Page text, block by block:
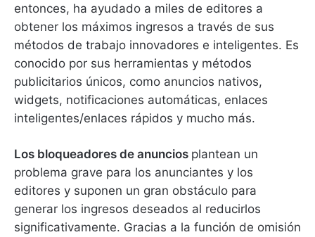
entonces, ha ayudado a miles de editores a
obtener los máximos ingresos a través de sus
métodos de trabajo innovadores e inteligentes. Es
conocido por sus herramientas y métodos
publicitarios únicos, como anuncios nativos,
widgets, notificaciones automáticas, enlaces
inteligentes/enlaces rápidos y mucho más.
Los bloqueadores de anuncios plantean un
problema grave para los anunciantes y los
editores y suponen un gran obstáculo para
generar los ingresos deseados al reducirlos
significativamente. Gracias a la función de omisión